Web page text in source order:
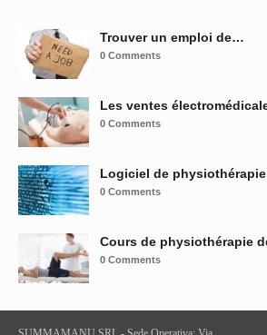
Trouver un emploi de…
0 Comments
Les ventes
0 Comments
Logiciel de
0 Comments
Cours de physiothérapie
0 Comments